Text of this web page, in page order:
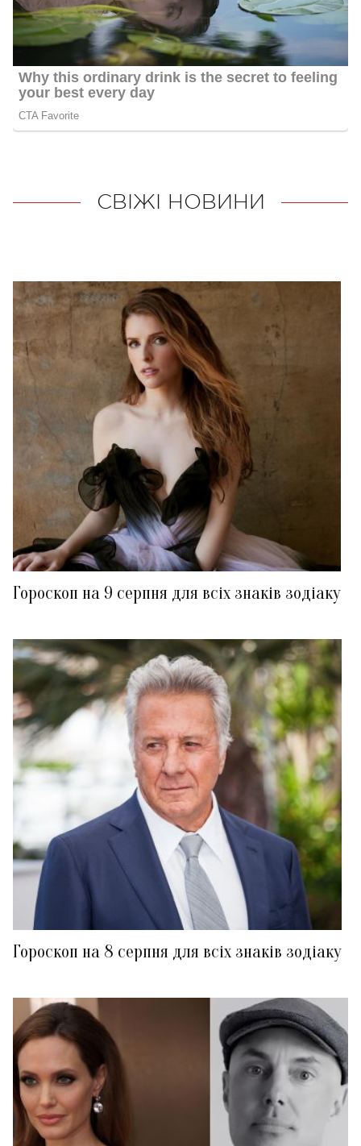
СВІЖІ НОВИНИ
Гороскоп на 9 серпня для всіх знаків зодіаку
Гороскоп на 8 серпня для всіх знаків зодіаку